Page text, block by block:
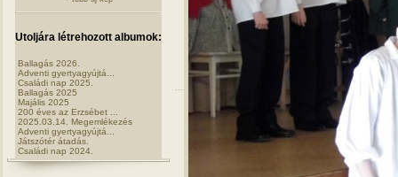
Utoljára létrehozott albumok:
Ballagás 2026.
Adventi gyertyagyújtá...
Családi nap 2025.
Ballagás 2025
Majális 2025
200 éves az Erzsébet ...
2025.03.14. Megemlékezés
Adventi gyertyagyújtá...
Játszótér átadás.
Családi nap 2024.